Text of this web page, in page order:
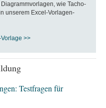
wie Tacho-
unserem Excel-Vorlagen-
>>
Testfragen für